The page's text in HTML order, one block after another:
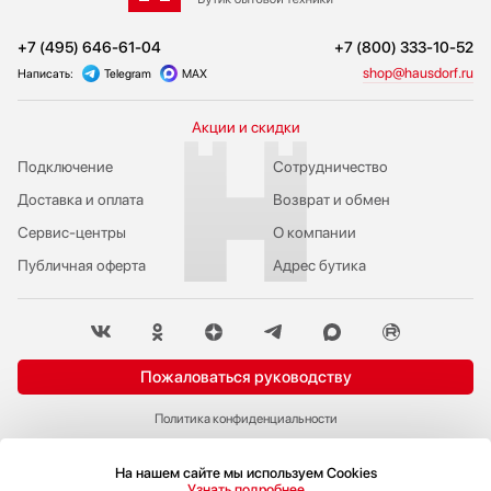
+7 (495) 646-61-04 +7 (800) 333-10-52
Написать: Telegram MAX shop@hausdorf.ru
Акции и скидки
Подключение
Публичная оферта
Сервис-центры
Доставка и оплата
Сотрудничество
Возврат и обмен
О компании
Адрес бутика
Пожаловаться руководству
Политика конфиденциальности
На нашем сайте мы используем Cookies